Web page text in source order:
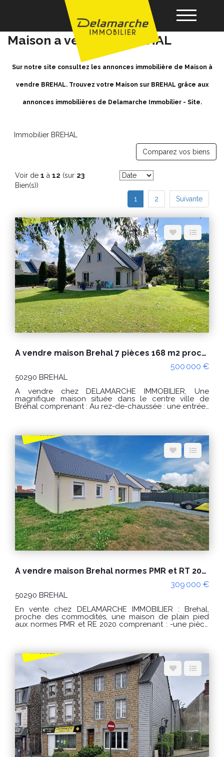
Acheter
Nos agences
Espace client Nous contacter
Achat / Vente Maison BREHAL -
Maison a vendre à BREHAL
Sur notre site consultez les annonces immobilière de Maison à
vendre BREHAL. Trouvez votre Maison sur BREHAL grâce aux
annonces immobilières de Delamarche Immobilier - Site.
Immobilier BREHAL
Comparez vos biens
Voir de 1 à 12 (sur 23
Bien(s))
1
2 Suivante
A vendre maison Brehal 7 pièces 168 m2 proche des commerces
500 000 €
50290 BREHAL
A vendre chez DELAMARCHE IMMOBILIER, Une
magnifique maison située dans le centre ville de
Bréhal comprenant : Au rez-de-chaussée : une entrée ,
mezzanine desservant trois chambres , une salle d'eau
et toilettes. Un garage. Un second garage avec
grenier. Terrain clos et paysagé Un appentis Terrasse
PRIX : 500000 € Honoraires à la charge du vendeur.
Classe énergie : C (134) Classe climat : C (20) Montant
estimé des dépenses annuelles d'énergie pour un
usage standard : entre 1800€ et 2490€ / an Date de
référence des prix de l'énergie utilisés pour établir
cette estimation : 01/01/2021 "Les informations sur les
risques auxquels ce bien est exposé sont disponibles
sur le site Géorisques : www.georisques.gouv.fr" Pour
visiter : Agence DELAMARCHE IMMO.COM Marina PAUL
au 06.29.76.85.09
A vendre maison Brehal normes PMR et RT 2020 plain pied 4 pièces 88 m²
309 000 €
50290 BREHAL
En vente chez DELAMARCHE IMMOBILIER : Brehal,
proche des commodités, une maison de plain pied
aux normes PMR et RE 2020 comprenant : -une pièce
2020 -bonne exposition, -pompe à chaleur... Prix de
vente de 309000 € Honoraires à la charge du
vendeur. FRAIS DE NOTAIRE REDUITS Classe énergie :
A (35) Classe climat : A (1) Montant estimé des
dépenses annuelles d'énergie pour un usage
standard : entre 380 € et 560 € / an. Prix moyens des
énergies indexés sur les années 2021, 2022, 2023
(abonnements compris) conformément à l'arrêté du 31
mars 2021 en vigueur lors de l'établissement du DPE
Les informations sur les risques auxquels ce bien est
exposé sont disponibles sur le site Géorisques :
www.georisques.gouv.fr POUR VISITER : Agence
DELAMARCHE IMMO.COM 14 rue du Général de Gaulle
50290 BREHAL ou Florian GINARD 0786274434